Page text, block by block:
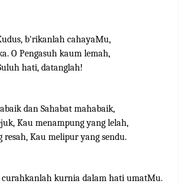
b'rikanlah cahayaMu,
O Pengasuh kaum lemah,
hati, datanglah!
dan Sahabat mahabaik,
Kau menampung yang lelah,
resah, Kau melipur yang sendu.
curahkanlah kurnia dalam hati umatMu.